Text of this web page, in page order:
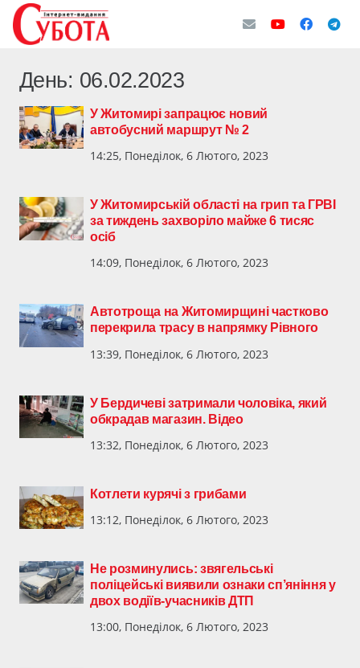
День: 06.02.2023
У Житомирі запрацює новий
автобусний маршрут № 2
14:25, Понеділок, 6 Лютого, 2023
У Житомирській області на грип та ГРВІ
за тиждень захворіло майже 6 тисяс
осіб
14:09, Понеділок, 6 Лютого, 2023
Автотроща на Житомирщині частково
перекрила трасу в напрямку Рівного
13:39, Понеділок, 6 Лютого, 2023
У Бердичеві затримали чоловіка, який
обкрадав магазин. Відео
13:32, Понеділок, 6 Лютого, 2023
Котлети курячі з грибами
13:12, Понеділок, 6 Лютого, 2023
Не розминулись: звягельські
поліцейські виявили ознаки сп’яніння у
двох водіїв-учасників ДТП
13:00, Понеділок, 6 Лютого, 2023